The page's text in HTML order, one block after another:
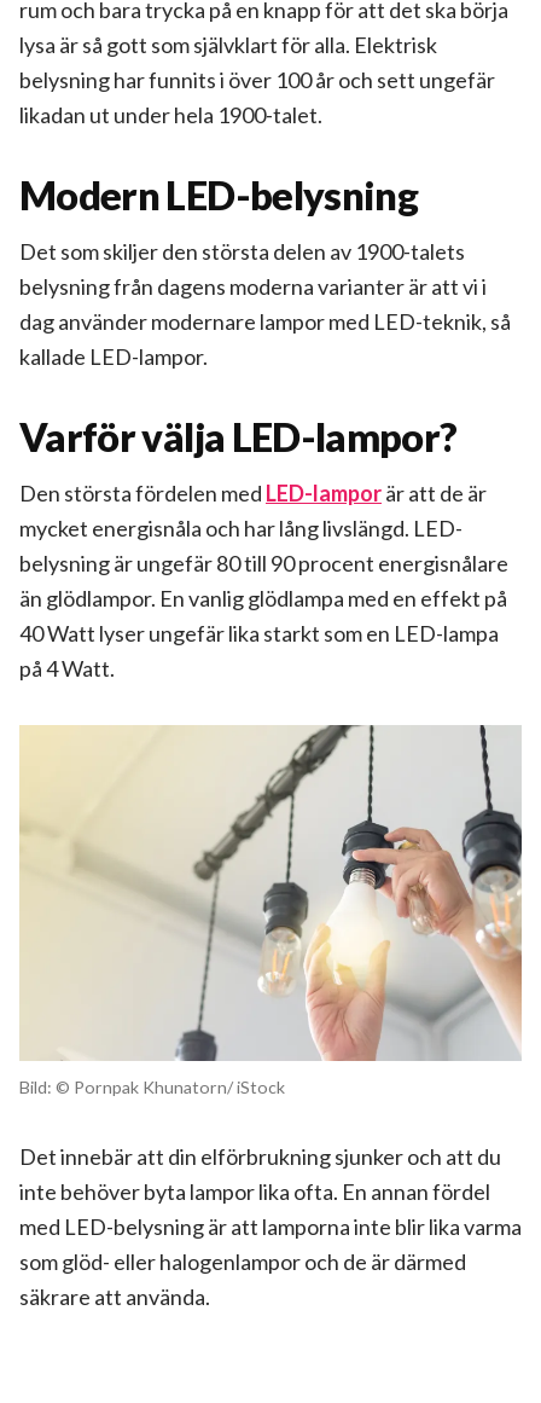
rum och bara trycka på en knapp för att det ska börja
lysa är så gott som självklart för alla. Elektrisk
belysning har funnits i över 100 år och sett ungefär
likadan ut under hela 1900-talet.
Modern LED-belysning
Det som skiljer den största delen av 1900-talets
belysning från dagens moderna varianter är att vi i
dag använder modernare lampor med LED-teknik, så
kallade LED-lampor.
Varför välja LED-lampor?
Den största fördelen med LED-lamporär att de är
mycket energisnåla och har lång livslängd. LED-
belysning är ungefär 80 till 90 procent energisnålare
än glödlampor. En vanlig glödlampa med en effekt på
40 Watt lyser ungefär lika starkt som en LED-lampa
på 4 Watt.
Bild: © Pornpak Khunatorn/ iStock
Det innebär att din elförbrukning sjunker och att du
inte behöver byta lampor lika ofta. En annan fördel
med LED-belysning är att lamporna inte blir lika varma
som glöd- eller halogenlampor och de är därmed
säkrare att använda.